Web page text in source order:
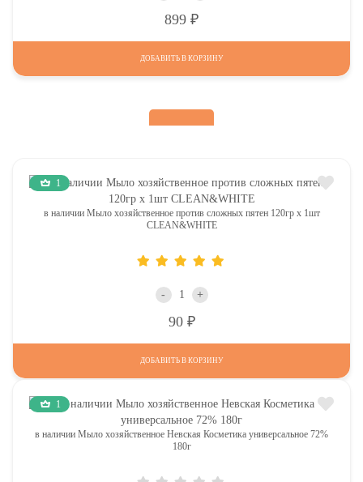
899
ДОБАВИТЬ В КОРЗИНУ
1
в наличии Мыло хозяйственное против сложных пятен 120гр х 1шт
CLEAN&WHITE
- +
90
ДОБАВИТЬ В КОРЗИНУ
1
в наличии Мыло хозяйственное Невская Косметика универсальное 72%
180г